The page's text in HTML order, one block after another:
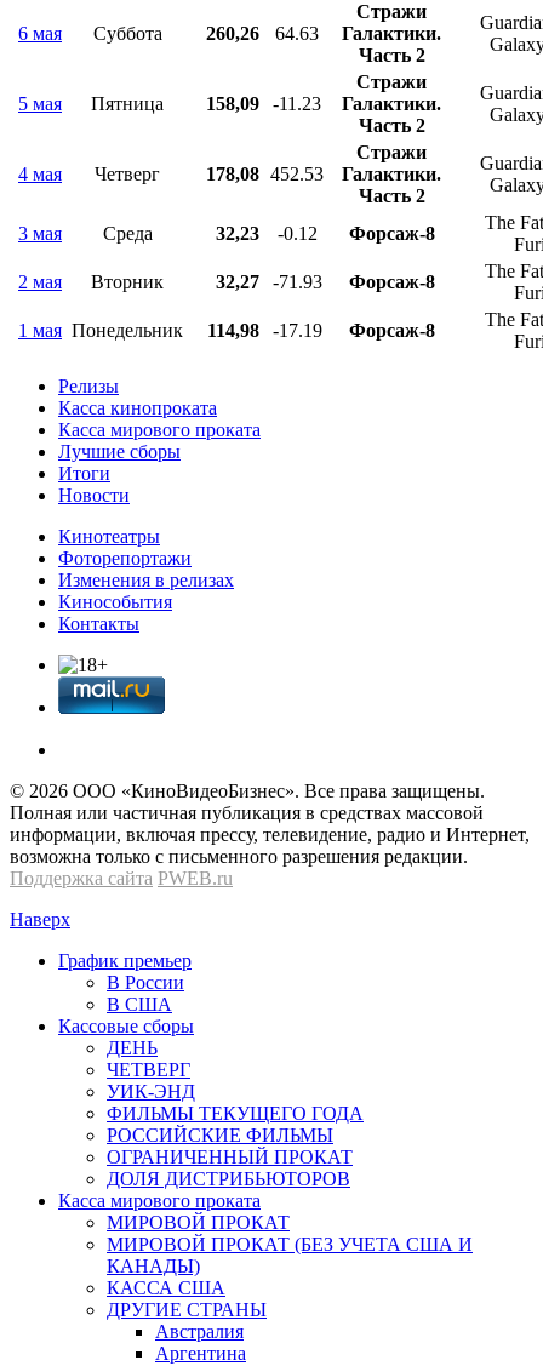
6 мая Суббота 260,26 64.63
Стражи
Галактики.
Часть 2
5 мая Пятница 158,09 -11.23
Стражи
Галактики.
Часть 2
4 мая Четверг 178,08 452.53
Стражи
Галактики.
Часть 2
3 мая Среда 32,23 -0.12 Форсаж-8
The
2 мая
Вторник 32,27 -71.93 Форсаж-8
The
1 мая Понедельник 114,98 -17.19 Форсаж-8
The
Релизы
Касса кинопроката
Касса мирового проката
Лучшие сборы
Итоги
Новости
Кинотеатры
Фоторепортажи
Изменения в релизах
Кинособытия
Контакты
© 2026 OOО «КиноВидеоБизнес». Все права защищены.
Полная или частичная публикация в средствах массовой
информации, включая прессу, телевидение, радио и Интернет,
возможна только с письменного разрешения редакции.
Поддержка сайта PWEB.ru
Наверх
График премьер
В России
В США
Кассовые сборы
ДЕНЬ
ЧЕТВЕРГ
УИК-ЭНД
ФИЛЬМЫ ТЕКУЩЕГО ГОДА
РОССИЙСКИЕ ФИЛЬМЫ
ОГРАНИЧЕННЫЙ ПРОКАТ
ДОЛЯ ДИСТРИБЬЮТОРОВ
Касса мирового проката
МИРОВОЙ ПРОКАТ
МИРОВОЙ ПРОКАТ (БЕЗ УЧЕТА США И
КАНАДЫ)
КАССА США
ДРУГИЕ СТРАНЫ
Австралия
Аргентина